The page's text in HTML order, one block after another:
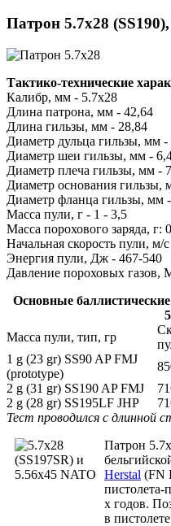
Патрон 5.7x28
Тактико-технические
Калибр, мм - 5.7х28
Длина патрона, мм - 42,64
Длина гильзы, мм - 28,84
Диаметр дульца гильзы, мм -
Диаметр шеи гильзы, мм -
Диаметр плеча гильзы, мм -
Диаметр основания гильзы,
Диаметр фланца гильзы, мм
Масса пули, г - 1 - 3,5
Масса порохового заряда, г:
Начальная скорость пули, м/
Энергия пули, Дж - 467-540
Давление пороховых газов,
Основные
Масса пули, тип, гр
1 g (23 gr) SS90 AP FMJ
(prototype)
2 g (31 gr) SS190 AP FMJ
2 g (28 gr) SS195LF JHP
Тест проводился с длинной
Патрон
Herstal (FN
пистолета-
х годов.
в